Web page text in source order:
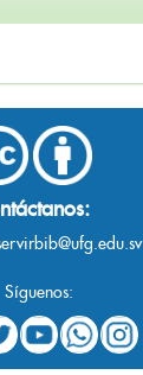
Síguenos: